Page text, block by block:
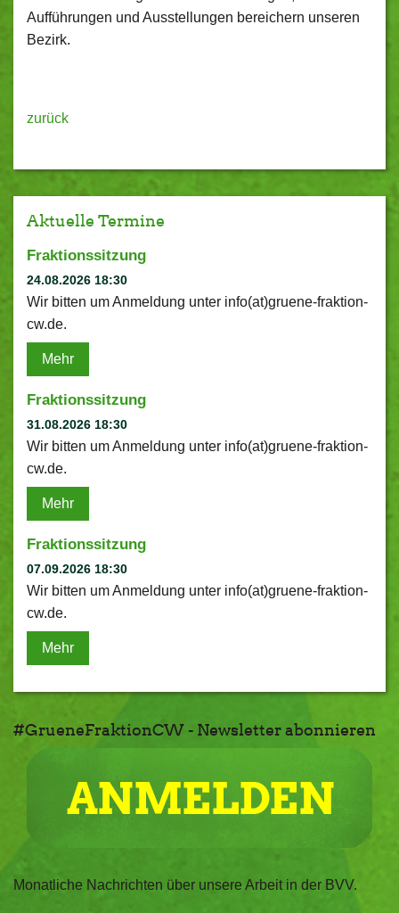
Aufführungen und Ausstellungen bereichern unseren
Bezirk.
zurück
Aktuelle Termine
Fraktionssitzung
24.08.2026 18:30
Wir bitten um Anmeldung unter info(at)gruene-fraktion-
cw.de.
Mehr
Fraktionssitzung
31.08.2026 18:30
Wir bitten um Anmeldung unter info(at)gruene-fraktion-
cw.de.
Mehr
Fraktionssitzung
07.09.2026 18:30
Wir bitten um Anmeldung unter info(at)gruene-fraktion-
cw.de.
Mehr
#GrueneFraktionCW - Newsletter abonnieren
Monatliche Nachrichten über unsere Arbeit in der BVV.